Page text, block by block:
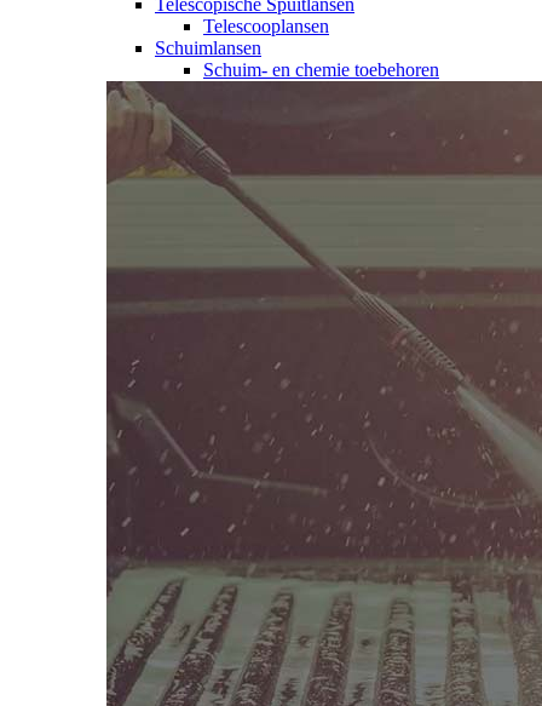
Telescopische Spuitlansen
Telescooplansen
Schuimlansen
Schuim- en chemie toebehoren